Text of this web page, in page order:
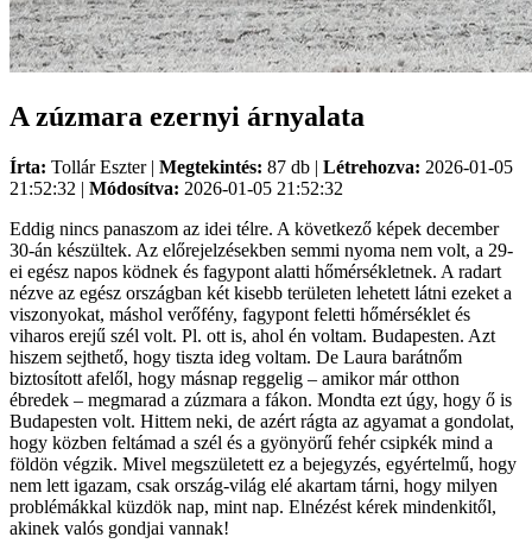
A zúzmara ezernyi árnyalata
Írta: Tollár Eszter | Megtekintés: 87 db | Létrehozva: 2026-01-05
21:52:32 | Módosítva: 2026-01-05 21:52:32
Eddig nincs panaszom az idei télre. A következő képek december
30-án készültek. Az előrejelzésekben semmi nyoma nem volt, a 29-
ei egész napos ködnek és fagypont alatti hőmérsékletnek. A radart
nézve az egész országban két kisebb területen lehetett látni ezeket a
viszonyokat, máshol verőfény, fagypont feletti hőmérséklet és
viharos erejű szél volt. Pl. ott is, ahol én voltam. Budapesten. Azt
hiszem sejthető, hogy tiszta ideg voltam. De Laura barátnőm
biztosított afelől, hogy másnap reggelig – amikor már otthon
ébredek – megmarad a zúzmara a fákon. Mondta ezt úgy, hogy ő is
Budapesten volt. Hittem neki, de azért rágta az agyamat a gondolat,
hogy közben feltámad a szél és a gyönyörű fehér csipkék mind a
földön végzik. Mivel megszületett ez a bejegyzés, egyértelmű, hogy
nem lett igazam, csak ország-világ elé akartam tárni, hogy milyen
problémákkal küzdök nap, mint nap. Elnézést kérek mindenkitől,
akinek valós gondjai vannak!